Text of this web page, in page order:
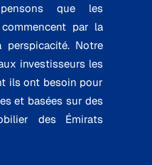
que les
par la
Notre
investisseurs les
ils ont besoin pour
et basées sur des
des Émirats